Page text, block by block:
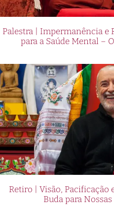
Palestra | Impermanência e
para a Saúde Mental –
Retiro | Visão, Pacificação
Buda para